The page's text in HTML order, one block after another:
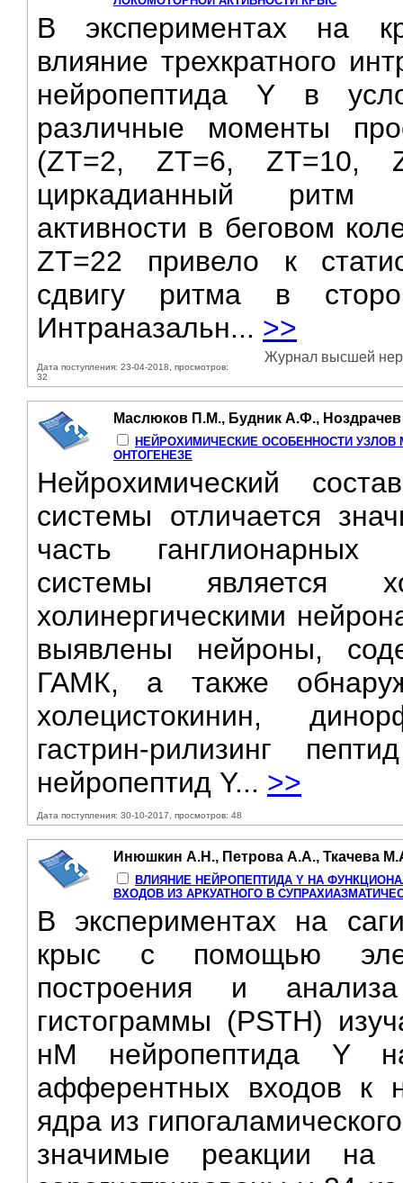
В экспериментах на
влияние трехкратного
нейропептида Y в
различные моменты
(ZT=2, ZT=6, ZT=10,
циркадианный ритм
активности в беговом
ZT=22 привело к
сдвигу ритма в
Интраназальн... >>
Дата поступления: 23-04-2018, просмотров:
32
Журнал высшей
Маслюков П.М., Будник А.Ф.,
НЕЙРОХИМИЧЕСКИЕ ОСОБЕННОСТИ
ОНТОГЕНЕЗЕ
Нейрохимический
системы отличается
часть ганглионарных
системы является
холинергическими
выявлены нейроны,
ГАМК, а также
холецистокинин,
гастрин-рилизинг
нейропептид Y... >>
Дата поступления: 30-10-2017, просмотров: 48
Инюшкин А.Н., Петрова А.А., Ткачева
ВЛИЯНИЕ НЕЙРОПЕПТИДА Y НА
ВХОДОВ ИЗ АРКУАТНОГО В
В экспериментах на
крыс с помощью
построения и
гистограммы (PSTH)
нМ нейропептида Y
афферентных входов к
ядра из
значимые реакции на